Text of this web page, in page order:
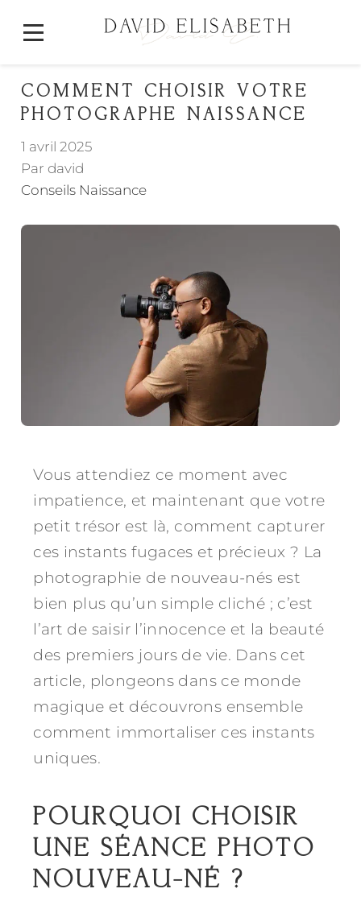
COMMENT CHOISIR VOTRE
PHOTOGRAPHE NAISSANCE
1 avril 2025
Par david
Conseils Naissance
Vous attendiez ce moment avec
impatience, et maintenant que votre
petit trésor est là, comment capturer
ces instants fugaces et précieux ? La
photographie de nouveau-nés est
bien plus qu’un simple cliché ; c’est
l’art de saisir l’innocence et la beauté
des premiers jours de vie. Dans cet
article, plongeons dans ce monde
magique et découvrons ensemble
comment immortaliser ces instants
uniques.
POURQUOI CHOISIR
UNE SÉANCE PHOTO
NOUVEAU-NÉ ?